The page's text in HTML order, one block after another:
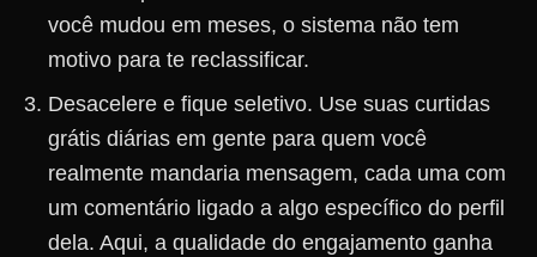
você mudou em meses, o sistema não tem
motivo para te reclassificar.
Desacelere e fique seletivo. Use suas curtidas
grátis diárias em gente para quem você
realmente mandaria mensagem, cada uma com
um comentário ligado a algo específico do perfil
dela. Aqui, a qualidade do engajamento ganha